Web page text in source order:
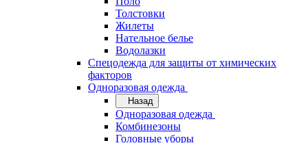
Толстовки
Жилеты
Нательное белье
Водолазки
Спецодежда для защиты от химических
факторов
Одноразовая одежда
Назад
Одноразовая одежда
Комбинезоны
Головные уборы